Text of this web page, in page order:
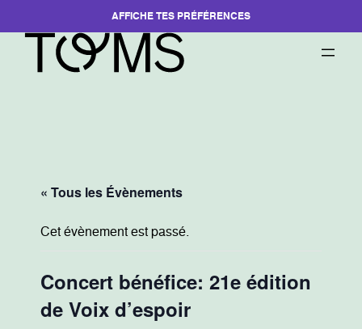
AFFICHE TES PRÉFÉRENCES
« Tous les Évènements
Cet évènement est passé.
Concert bénéfice: 21e édition
de Voix d’espoir